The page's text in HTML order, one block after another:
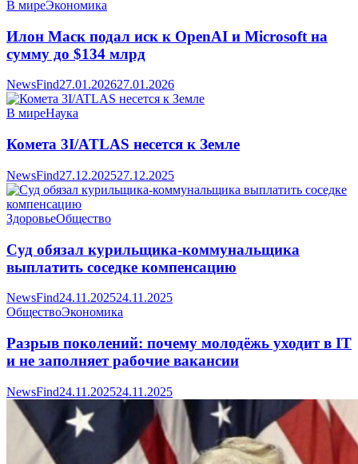
В миреЭкономика
Илон Маск подал иск к OpenAI и Microsoft на
сумму до $134 млрд
NewsFind27.01.202627.01.2026
В миреНаука
Комета 3I/ATLAS несется к Земле
NewsFind27.12.202527.12.2025
ЗдоровьеОбщество
Суд обязал курильщика-коммунальщика
выплатить соседке компенсацию
NewsFind24.11.202524.11.2025
ОбществоЭкономика
Разрыв поколений: почему молодёжь уходит в IT
и не заполняет рабочие вакансии
NewsFind24.11.202524.11.2025